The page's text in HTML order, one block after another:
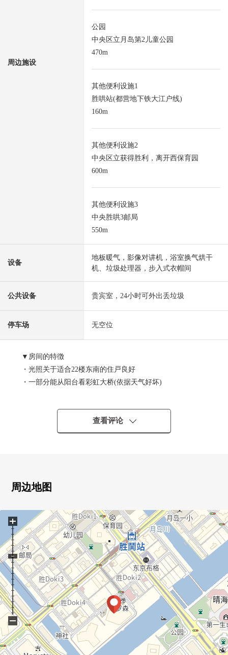
周边施设
公园
中央区立月岛第2儿童公园
470m
其他便利设施1
胜哄站(都营地下铁大江户线)
160m
其他便利设施2
中央区立获得胜利，离开西保育园
600m
其他便利设施3
中央胜哄3邮局
550m
设备
地板暖气，影像对讲机，浴室换气烘干
机、垃圾处理器，步入式衣帽间
公共设备 贵宾室，24小时可外出丢垃圾
停车场 无空位
▼房间的特徴
・光照关于适合22楼东南的住戸良好
・一部分能从阳台看彩虹大桥(依据天气好坏)
・对客餐厅部分地板暖气有
・因为使走廊面积变得小所以来发挥各居室的设计
・最大天花板高度约2,550mm(客餐厅，西式房间约6.0张塌
・丰富的收藏
＊壁橱
＊门口收纳
＊洗脸室的毛巾收纳处
＊碗橱
▼Mansion的特徴
・在Mansion敷地内大江户线出入口有"胜哄站A5出口"
・安置商业设施或者诊所的多彩的家
・一边是都心，一边被在水和绿包围的湿润，溢出来的新
的市镇
▼公共设备
查看评论
周边地图
+
−